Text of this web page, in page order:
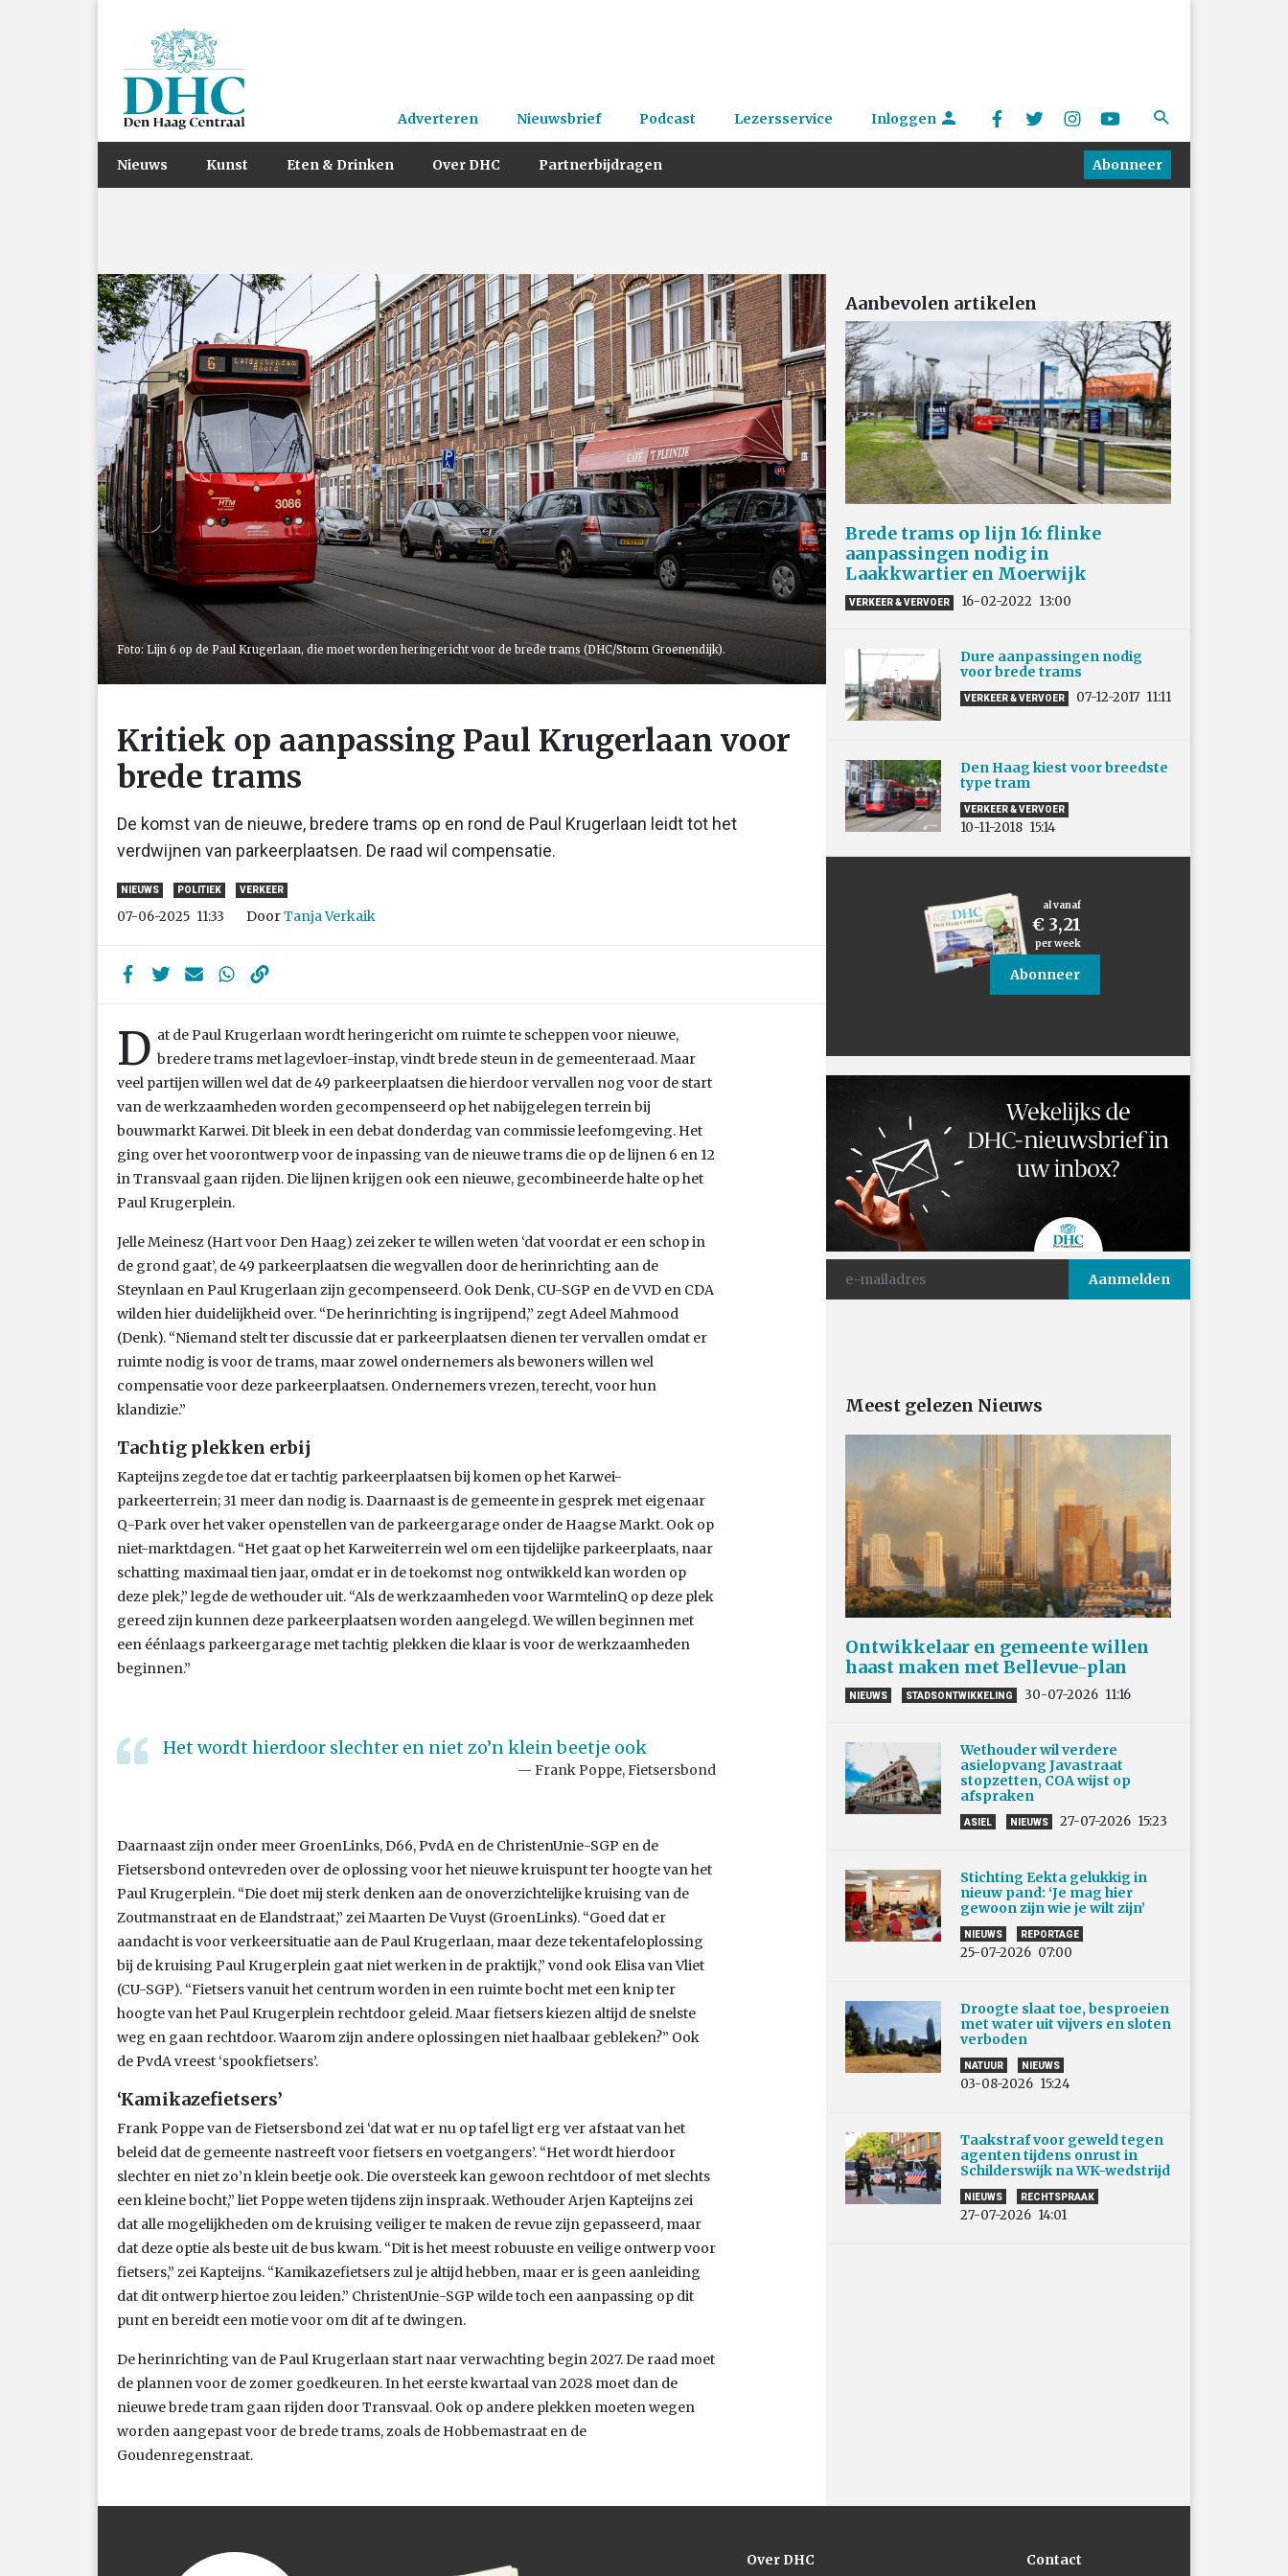
Adverteren Nieuwsbrief Podcast Lezersservice Inloggen
Nieuws Kunst Eten & Drinken Over DHC Partnerbijdragen Abonneer
Foto: Lijn 6 op de Paul Krugerlaan, die moet worden heringericht voor de brede trams (DHC/Storm Groenendijk).
Kritiek op aanpassing Paul Krugerlaan voor
brede trams
De komst van de nieuwe, bredere trams op en rond de Paul Krugerlaan leidt tot het
verdwijnen van parkeerplaatsen. De raad wil compensatie.
NIEUWS POLITIEK VERKEER
07-06-2025 11:33 DoorTanja Verkaik
D at de Paul Krugerlaan wordt heringericht om ruimte te scheppen voor nieuwe,
bredere trams met lagevloer-instap, vindt brede steun in de gemeenteraad. Maar
veel partijen willen wel dat de 49 parkeerplaatsen die hierdoor vervallen nog voor de start
van de werkzaamheden worden gecompenseerd op het nabijgelegen terrein bij
bouwmarkt Karwei. Dit bleek in een debat donderdag van commissie leefomgeving. Het
ging over het voorontwerp voor de inpassing van de nieuwe trams die op de lijnen 6 en 12
in Transvaal gaan rijden. Die lijnen krijgen ook een nieuwe, gecombineerde halte op het
Paul Krugerplein.
Jelle Meinesz (Hart voor Den Haag) zei zeker te willen weten ‘dat voordat er een schop in
de grond gaat’, de 49 parkeerplaatsen die wegvallen door de herinrichting aan de
Steynlaan en Paul Krugerlaan zijn gecompenseerd. Ook Denk, CU-SGP en de VVD en CDA
wilden hier duidelijkheid over. “De herinrichting is ingrijpend,” zegt Adeel Mahmood
(Denk). “Niemand stelt ter discussie dat er parkeerplaatsen dienen ter vervallen omdat er
ruimte nodig is voor de trams, maar zowel ondernemers als bewoners willen wel
compensatie voor deze parkeerplaatsen. Ondernemers vrezen, terecht, voor hun
klandizie.”
Tachtig plekken erbij
Kapteijns zegde toe dat er tachtig parkeerplaatsen bij komen op het Karwei-
parkeerterrein; 31 meer dan nodig is. Daarnaast is de gemeente in gesprek met eigenaar
Q-Park over het vaker openstellen van de parkeergarage onder de Haagse Markt. Ook op
niet-marktdagen. “Het gaat op het Karweiterrein wel om een tijdelijke parkeerplaats, naar
schatting maximaal tien jaar, omdat er in de toekomst nog ontwikkeld kan worden op
deze plek,” legde de wethouder uit. “Als de werkzaamheden voor WarmtelinQ op deze plek
gereed zijn kunnen deze parkeerplaatsen worden aangelegd. We willen beginnen met
een éénlaags parkeergarage met tachtig plekken die klaar is voor de werkzaamheden
beginnen.”
Het wordt hierdoor slechter en niet zo’n klein beetje ook
Frank Poppe, Fietsersbond
Daarnaast zijn onder meer GroenLinks, D66, PvdA en de ChristenUnie-SGP en de
Fietsersbond ontevreden over de oplossing voor het nieuwe kruispunt ter hoogte van het
Paul Krugerplein. “Die doet mij sterk denken aan de onoverzichtelijke kruising van de
Zoutmanstraat en de Elandstraat,” zei Maarten De Vuyst (GroenLinks). “Goed dat er
aandacht is voor verkeersituatie aan de Paul Krugerlaan, maar deze tekentafeloplossing
bij de kruising Paul Krugerplein gaat niet werken in de praktijk,” vond ook Elisa van Vliet
(CU-SGP). “Fietsers vanuit het centrum worden in een ruimte bocht met een knip ter
hoogte van het Paul Krugerplein rechtdoor geleid. Maar fietsers kiezen altijd de snelste
weg en gaan rechtdoor. Waarom zijn andere oplossingen niet haalbaar gebleken?” Ook
de PvdA vreest ‘spookfietsers’.
‘Kamikazefietsers’
Frank Poppe van de Fietsersbond zei ‘dat wat er nu op tafel ligt erg ver afstaat van het
beleid dat de gemeente nastreeft voor fietsers en voetgangers’. “Het wordt hierdoor
slechter en niet zo’n klein beetje ook. Die oversteek kan gewoon rechtdoor of met slechts
een kleine bocht,” liet Poppe weten tijdens zijn inspraak. Wethouder Arjen Kapteijns zei
dat alle mogelijkheden om de kruising veiliger te maken de revue zijn gepasseerd, maar
dat deze optie als beste uit de bus kwam. “Dit is het meest robuuste en veilige ontwerp voor
fietsers,” zei Kapteijns. “Kamikazefietsers zul je altijd hebben, maar er is geen aanleiding
dat dit ontwerp hiertoe zou leiden.” ChristenUnie-SGP wilde toch een aanpassing op dit
punt en bereidt een motie voor om dit af te dwingen.
De herinrichting van de Paul Krugerlaan start naar verwachting begin 2027. De raad moet
de plannen voor de zomer goedkeuren. In het eerste kwartaal van 2028 moet dan de
nieuwe brede tram gaan rijden door Transvaal. Ook op andere plekken moeten wegen
worden aangepast voor de brede trams, zoals de Hobbemastraat en de
Goudenregenstraat.
Aanbevolen artikelen
Brede trams op lijn 16: flinke
aanpassingen nodig in
Laakkwartier en Moerwijk
VERKEER & VERVOER 16-02-2022 13:00
Dure aanpassingen nodig
voor brede trams
VERKEER & VERVOER 07-12-2017 11:11
Den Haag kiest voor breedste
type tram
VERKEER & VERVOER
10-11-2018 15:14
al vanaf
€ 3,21
per week
Abonneer
Meest gelezen Nieuws
Ontwikkelaar en gemeente willen
haast maken met Bellevue-plan
NIEUWS STADSONTWIKKELING 30-07-2026 11:16
Wethouder wil verdere
asielopvang Javastraat
stopzetten, COA wijst op
afspraken
ASIEL NIEUWS 27-07-2026 15:23
Stichting Eekta gelukkig in
nieuw pand: ‘Je mag hier
gewoon zijn wie je wilt zijn’
NIEUWS REPORTAGE
25-07-2026 07:00
Droogte slaat toe, besproeien
met water uit vijvers en sloten
verboden
NATUUR NIEUWS
03-08-2026 15:24
Taakstraf voor geweld tegen
agenten tijdens onrust in
Schilderswijk na WK-wedstrijd
NIEUWS RECHTSPRAAK
27-07-2026 14:01
Over DHC Contact